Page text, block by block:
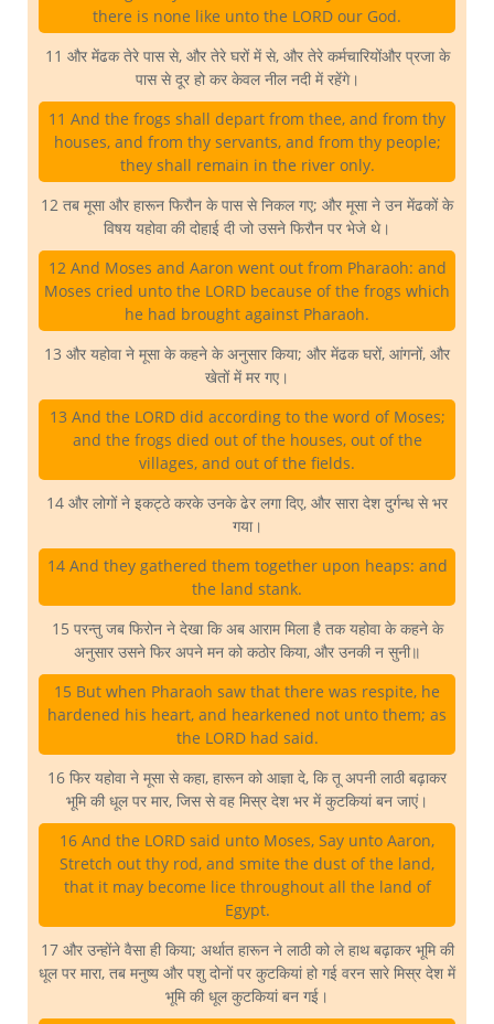
there is none like unto the LORD our God.
11 और मेंढक तेरे पास से, और तेरे घरों में से, और तेरे कर्मचारियोंऔर प्रजा के
पास से दूर हो कर केवल नील नदी में रहेंगे।
11 And the frogs shall depart from thee, and from thy
houses, and from thy servants, and from thy people;
they shall remain in the river only.
12 तब मूसा और हारून फिरौन के पास से निकल गए; और मूसा ने उन मेंढकों के
विषय यहोवा की दोहाई दी जो उसने फिरौन पर भेजे थे।
12 And Moses and Aaron went out from Pharaoh: and
Moses cried unto the LORD because of the frogs which
he had brought against Pharaoh.
13 और यहोवा ने मूसा के कहने के अनुसार किया; और मेंढक घरों, आंगनों, और
खेतों में मर गए।
13 And the LORD did according to the word of Moses;
and the frogs died out of the houses, out of the
villages, and out of the fields.
14 और लोगों ने इकट्ठे करके उनके ढेर लगा दिए, और सारा देश दुर्गन्ध से भर
गया।
14 And they gathered them together upon heaps: and
the land stank.
15 परन्तु जब फिरोन ने देखा कि अब आराम मिला है तक यहोवा के कहने के
अनुसार उसने फिर अपने मन को कठोर किया, और उनकी न सुनी॥
15 But when Pharaoh saw that there was respite, he
hardened his heart, and hearkened not unto them; as
the LORD had said.
16 फिर यहोवा ने मूसा से कहा, हारून को आज्ञा दे, कि तू अपनी लाठी बढ़ाकर
भूमि की धूल पर मार, जिस से वह मिस्र देश भर में कुटकियां बन जाएं।
16 And the LORD said unto Moses, Say unto Aaron,
Stretch out thy rod, and smite the dust of the land,
that it may become lice throughout all the land of
Egypt.
17 और उन्होंने वैसा ही किया; अर्थात हारून ने लाठी को ले हाथ बढ़ाकर भूमि की
धूल पर मारा, तब मनुष्य और पशु दोनों पर कुटकियां हो गई वरन सारे मिस्र देश में
भूमि की धूल कुटकियां बन गई।